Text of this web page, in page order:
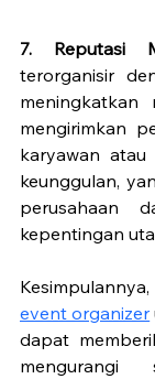
7. Reputasi
terorganisir
meningkatkan
mengirimkan
karyawan
keunggulan,
perusahaan
kepentingan
event organizer
dapat
mengurangi